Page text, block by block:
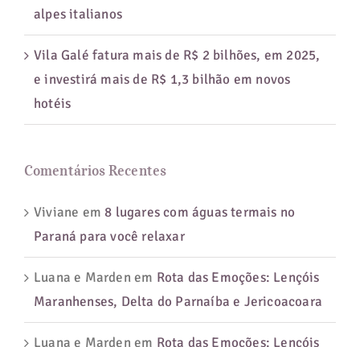
alpes italianos
Vila Galé fatura mais de R$ 2 bilhões, em 2025,
e investirá mais de R$ 1,3 bilhão em novos
hotéis
Comentários Recentes
Viviane em 8 lugares com águas termais no
Paraná para você relaxar
Luana e Marden em Rota das Emoções: Lençóis
Maranhenses, Delta do Parnaíba e Jericoacoara
Luana e Marden em Rota das Emoções: Lençóis